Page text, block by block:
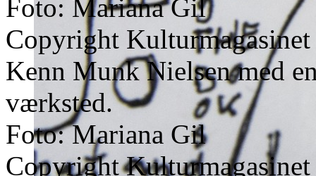
Foto: Mariana Gil
Copyright
Kenn Munk Nielsen med
værksted.
Foto: Mariana Gil
Copyright